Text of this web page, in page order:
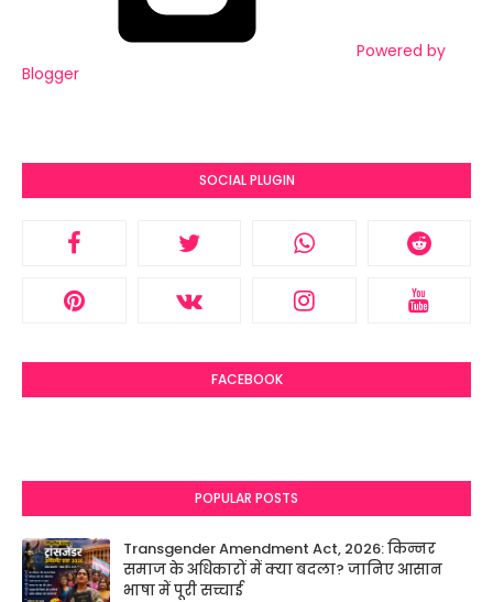
Powered by
Blogger
SOCIAL PLUGIN
FACEBOOK
POPULAR POSTS
Transgender Amendment Act, 2026: किन्नर
समाज के अधिकारों में क्या बदला? जानिए आसान
भाषा में पूरी सच्चाई